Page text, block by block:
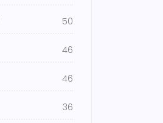
50
46
46
36